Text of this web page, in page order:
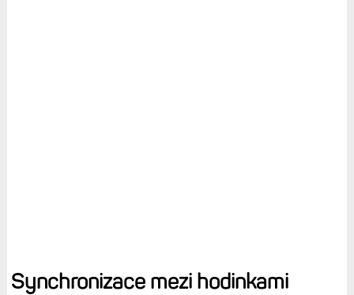
Synchronizace mezi hodinkami